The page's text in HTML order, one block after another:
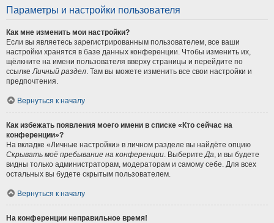
Параметры и настройки пользователя
Как мне изменить мои настройки?
Если вы являетесь зарегистрированным пользователем, все ваши
настройки хранятся в базе данных конференции. Чтобы изменить их,
щёлкните на имени пользователя вверху страницы и перейдите по
ссылкеЛичный раздел. Там вы можете изменить все свои настройки и
предпочтения.
Вернуться к началу
Как избежать появления моего имени в списке «Кто сейчас на
конференции»?
На вкладке «Личные настройки» в личном разделе вы найдёте опцию
Скрывать моё пребывание на конференции. ВыберитеДа, и вы будете
видны только администраторам, модераторам и самому себе. Для всех
остальных вы будете скрытым пользователем.
Вернуться к началу
На конференции неправильное время!